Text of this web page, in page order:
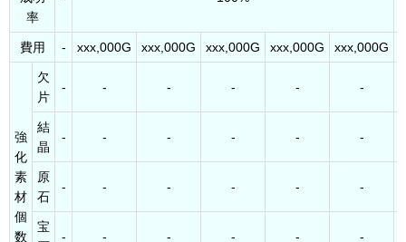
率
費用 - xxx,000G xxx,000G xxx,000G xxx,000G xxx,000G
強
化
素
材
個
数
欠
片
- - - - - -
結
晶
- - - - - -
原
石
- - - - - -
宝
- - - - - -